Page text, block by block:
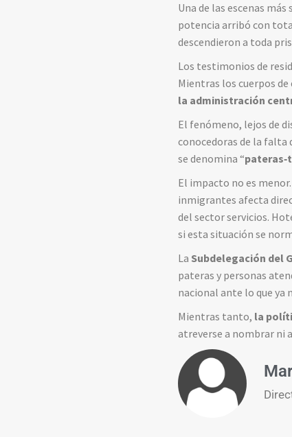
Una de las escenas
potencia arribó con
descendieron a toda
Los testimonios de
Mientras los cuerpos
la administración
El fenómeno, lejos de
conocedoras de la
se denomina “
El impacto no es
inmigrantes afecta
del sector servicios.
si esta situación se
La Subdelegación del
pateras y personas
nacional ante lo que ya
Mientras tanto, la
atreverse a nombrar ni